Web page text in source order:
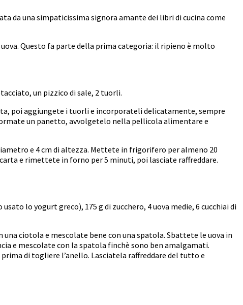
da una simpaticissima signora amante dei libri di cucina come
Questo fa parte della prima categoria: il ripieno è molto
un pizzico di sale, 2 tuorli.
poi aggiungete i tuorli e incorporateli delicatamente, sempre
un panetto, avvolgetelo nella pellicola alimentare e
e 4 cm di altezza. Mettete in frigorifero per almeno 20
e rimettete in forno per 5 minuti, poi lasciate raffreddare.
lo yogurt greco), 175 g di zucchero, 4 uova medie, 6 cucchiai di
ciotola e mescolate bene con una spatola. Sbattete le uova in
e mescolate con la spatola finchè sono ben amalgamati.
di togliere l’anello. Lasciatela raffreddare del tutto e